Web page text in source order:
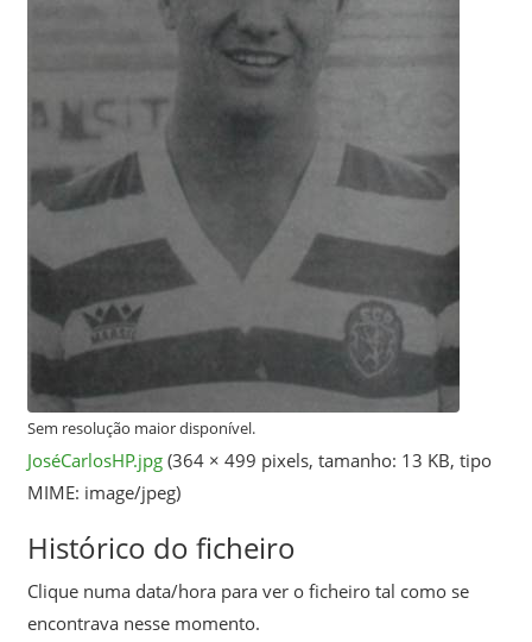
Sem resolução maior disponível.
JoséCarlosHP.jpg‎ (364 × 499 pixels, tamanho: 13 KB, tipo
MIME: image/jpeg)
Histórico do ficheiro
Clique numa data/hora para ver o ficheiro tal como se
encontrava nesse momento.